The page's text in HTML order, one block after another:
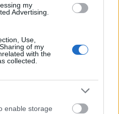
my
Advertising.
Use,
of my
with the
collected.
enable storage
της ΠΟΔΑΖ (από το
Νέας Ιωνίας
φτερούγα. Αφού
υπόδειξη των ειδικών,
στην Θεσσαλονίκη όπου
την Άγρια Ζωή”.